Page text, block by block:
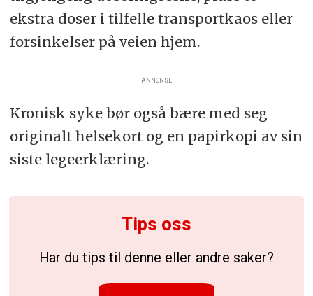
ekstra doser i tilfelle transportkaos eller
forsinkelser på veien hjem.
ANNONSE
Kronisk syke bør også bære med seg
originalt helsekort og en papirkopi av sin
siste legeerklæring.
Tips oss
Har du tips til denne eller andre saker?